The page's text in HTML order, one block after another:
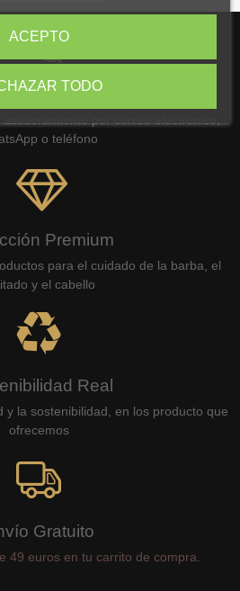
TODO
ACEPTO
Experta
o teléfono
Premium
para el cuidado de la barba, el
y el cabello
Real
y la sostenibilidad, en los producto que
ofrecemos
Gratuito
49 euros en tu carrito de compra.